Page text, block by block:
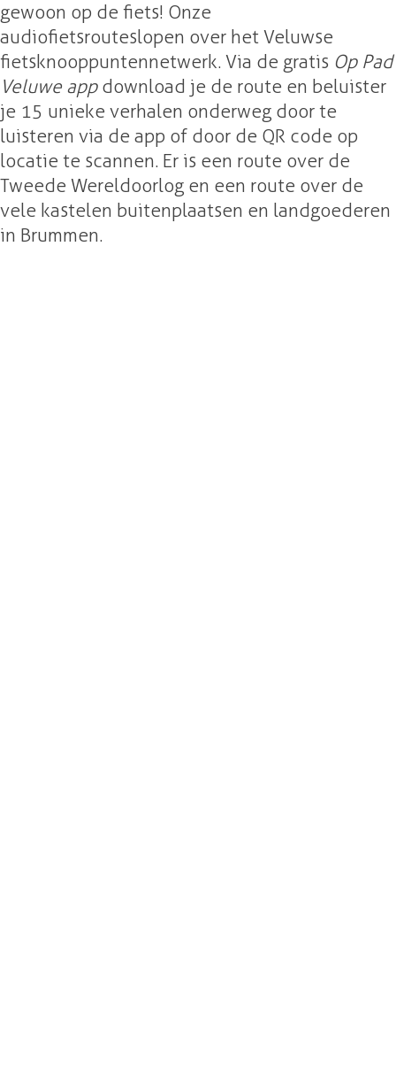
gewoon op de fiets! Onze
audiofietsroutes lopen over het Veluwse
fietsknooppuntennetwerk. Via de gratis Op Pad
Veluwe app download je de route en beluister
je 15 unieke verhalen onderweg door te
luisteren via de app of door de QR code op
locatie te scannen. Er is een route over de
Tweede Wereldoorlog en een route over de
vele kastelen buitenplaatsen en landgoederen
in Brummen.